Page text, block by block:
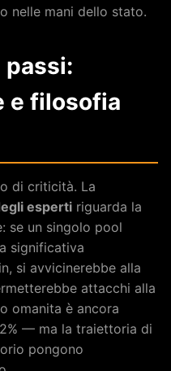
nelle mani dello stato.
passi:
e filosofia
di criticità. La
esperti riguarda la
se un singolo pool
significativa
si avvicinerebbe alla
attacchi alla
omanita è ancora
— ma la traiettoria di
pongono